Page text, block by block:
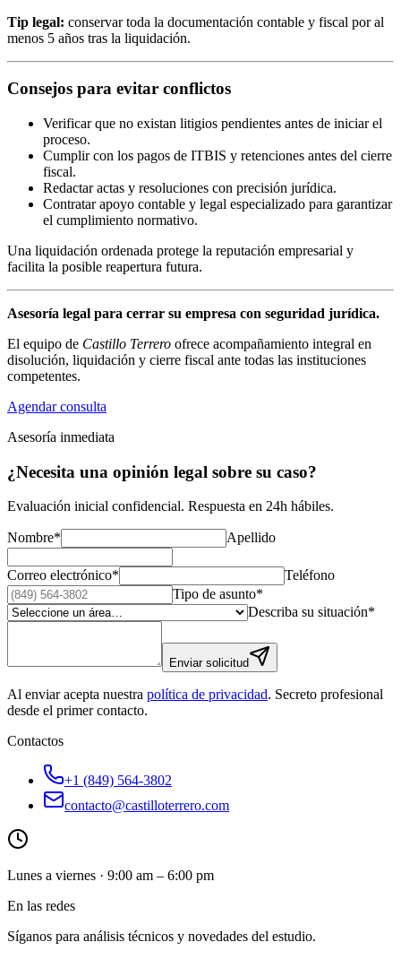
Tip legal: conservar toda la documentación contable y fiscal por al
menos 5 años tras la liquidación.
Consejos para evitar conflictos
Verificar que no existan litigios pendientes antes de iniciar el
proceso.
Cumplir con los pagos de ITBIS y retenciones antes del cierre
fiscal.
Redactar actas y resoluciones con precisión jurídica.
Contratar apoyo contable y legal especializado para garantizar
el cumplimiento normativo.
Una liquidación ordenada protege la reputación empresarial y
facilita la posible reapertura futura.
Asesoría legal para cerrar su empresa con seguridad jurídica.
El equipo de Castillo Terrero ofrece acompañamiento integral en
disolución, liquidación y cierre fiscal ante todas las instituciones
competentes.
Agendar consulta
Asesoría inmediata
¿Necesita una opinión legal sobre su caso?
Evaluación inicial confidencial. Respuesta en 24h hábiles.
Nombre* Apellido
Correo electrónico*
Teléfono
Tipo de asunto*
Describa su situación*
Enviar solicitud
Al enviar acepta nuestra política de privacidad. Secreto profesional
desde el primer contacto.
Contactos
+1 (849) 564-3802
contacto@castilloterrero.com
Lunes a viernes · 9:00 am – 6:00 pm
En las redes
Síganos para análisis técnicos y novedades del estudio.